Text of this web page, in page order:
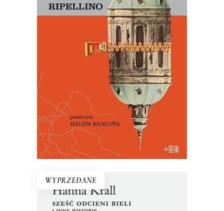
E-BOOK DO KOSZYKA
PRAGA MAGICZNA
Oto – jak mówi Mariusz Szczygieł –
biblia kultury czeskiej. Dla miłośników
Pragi i czeskiej kultury – lektura
niezbędna.
29.50zł
WYPRZEDANE